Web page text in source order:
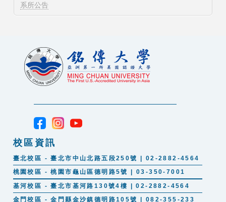
系所公告
校區資訊
臺北校區 - 臺北市中山北路五段250號 | 02-2882-4564
桃園校區 - 桃園市龜山區德明路5號 | 03-350-7001
基河校區 - 臺北市基河路130號4樓 | 02-2882-4564
金門校區 - 金門縣金沙鎮德明路105號 | 082-355-233